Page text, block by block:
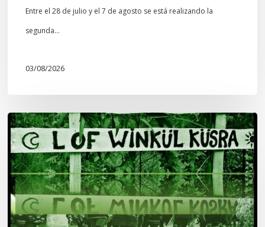
Entre el 28 de julio y el 7 de agosto se está realizando la
segunda…
03/08/2026
Lof
Winkül
Küsra
convoca
a
apoyar